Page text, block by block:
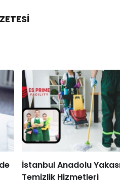
İstanbul Anadolu
Temizlik Hizmetleri